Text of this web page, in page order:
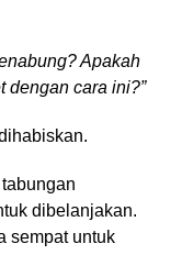
Apakah
dengan cara ini?”
dibelanjakan.
sempat untuk